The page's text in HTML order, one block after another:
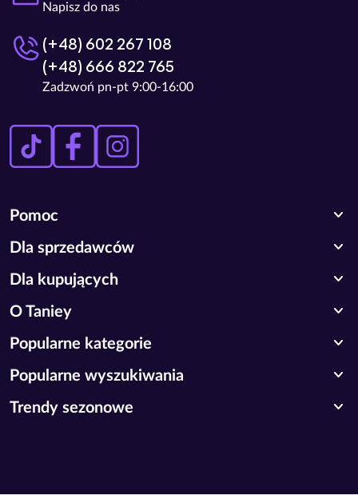
Napisz do nas
(+48) 602 267 108
(+48) 666 822 765
Zadzwoń pn-pt 9:00-16:00
Pomoc expand_more
Dla sprzedawców expand_more
Dla kupujących expand_more
O Taniey expand_more
Popularne kategorie expand_more
Popularne wyszukiwania expand_more
Trendy sezonowe expand_more